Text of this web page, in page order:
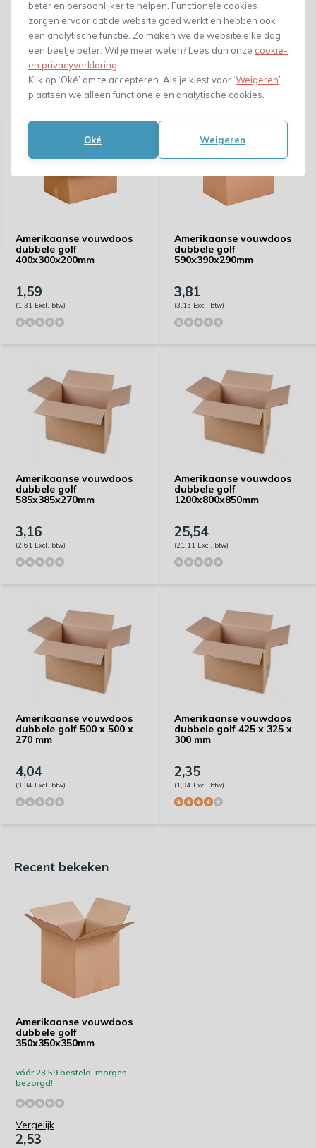
beter en persoonlijker te helpen. Functionele cookies
zorgen ervoor dat de website goed werkt en hebben ook
een analytische functie. Zo maken we de website elke dag
een beetje beter. Wil je meer weten? Lees dan onze cookie-
en privacyverklaring
Klik op ‘Oké’ om te accepteren. Als je kiest voor ‘Weigeren’,
plaatsen we alleen functionele en analytische cookies.
Oké Weigeren
Gerelateerde producten
Amerikaanse vouwdoos
dubbele golf
400x300x200mm
1,59
(1,31 Excl. btw)
Amerikaanse vouwdoos
dubbele golf
590x390x290mm
3,81
(3,15 Excl. btw)
Amerikaanse vouwdoos
dubbele golf
585x385x270mm
3,16
(2,61 Excl. btw)
Amerikaanse vouwdoos
dubbele golf
1200x800x850mm
25,54
(21,11 Excl. btw)
Amerikaanse vouwdoos
dubbele golf 500 x 500 x
270 mm
4,04
(3,34 Excl. btw)
Amerikaanse vouwdoos
dubbele golf 425 x 325 x
300 mm
2,35
(1,94 Excl. btw)
Recent bekeken
Amerikaanse vouwdoos
dubbele golf
350x350x350mm
vóór 23:59 besteld, morgen
bezorgd!
Vergelijk
2,53